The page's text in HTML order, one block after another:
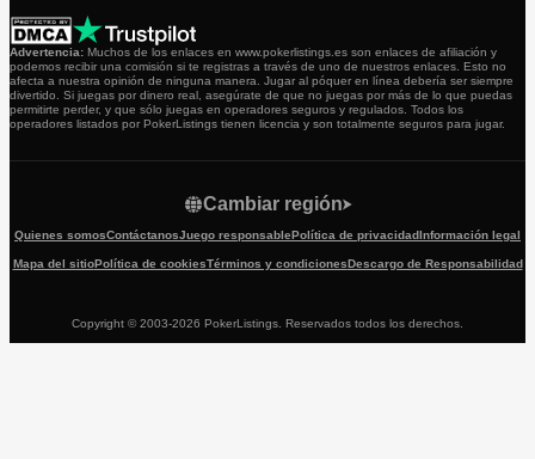
Advertencia: Muchos de los enlaces en www.pokerlistings.es son enlaces de afiliación y
podemos recibir una comisión si te registras a través de uno de nuestros enlaces. Esto no
afecta a nuestra opinión de ninguna manera. Jugar al póquer en línea debería ser siempre
divertido. Si juegas por dinero real, asegúrate de que no juegas por más de lo que puedas
permitirte perder, y que sólo juegas en operadores seguros y regulados. Todos los
operadores listados por PokerListings tienen licencia y son totalmente seguros para jugar.
Quienes somosContáctanosJuego responsable Política de privacidad Información legal
Mapa del sitioPolítica de cookiesTérminos y condiciones Descargo de Responsabilidad
Cambiar región
Copyright © 2003-2026 PokerListings. Reservados todos los derechos.